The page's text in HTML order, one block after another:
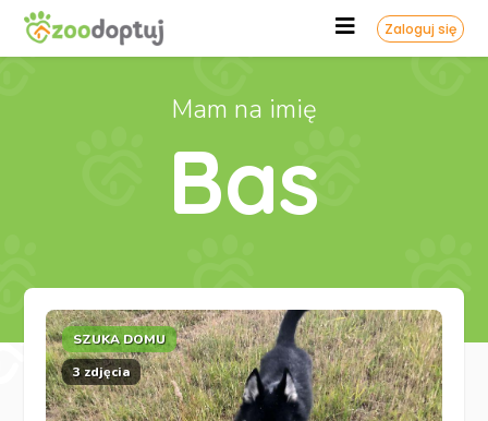
Zaloguj się
Mam na imię
Bas
SZUKA DOMU
3 zdjęcia